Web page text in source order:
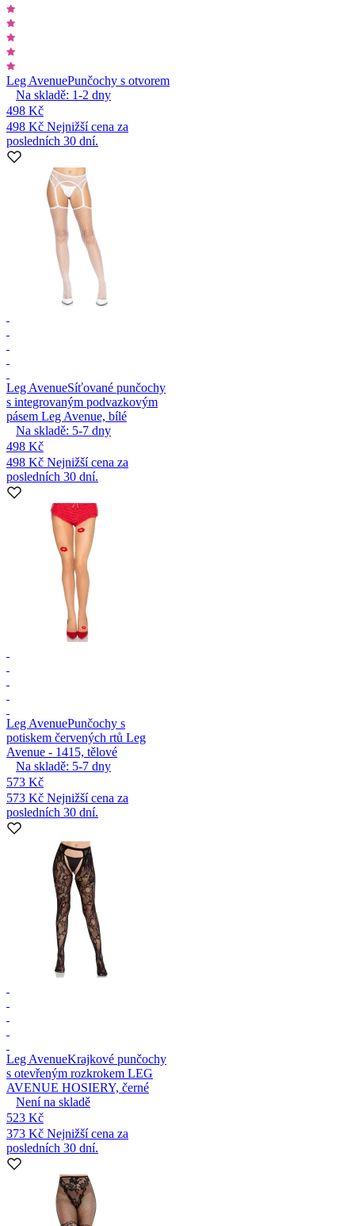
Leg AvenuePunčochy s otvorem
Na skladě: 1-2 dny
498 Kč
498 Kč Nejnižší cena za
posledních 30 dní.
Leg AvenueSíťované punčochy
s integrovaným podvazkovým
pásem Leg Avenue, bílé
Na skladě: 5-7 dny
498 Kč
498 Kč Nejnižší cena za
posledních 30 dní.
Leg AvenuePunčochy s
potiskem červených rtů Leg
Avenue - 1415, tělové
Na skladě: 5-7 dny
573 Kč
573 Kč Nejnižší cena za
posledních 30 dní.
Leg AvenueKrajkové punčochy
s otevřeným rozkrokem LEG
AVENUE HOSIERY, černé
Není na skladě
523 Kč
373 Kč Nejnižší cena za
posledních 30 dní.